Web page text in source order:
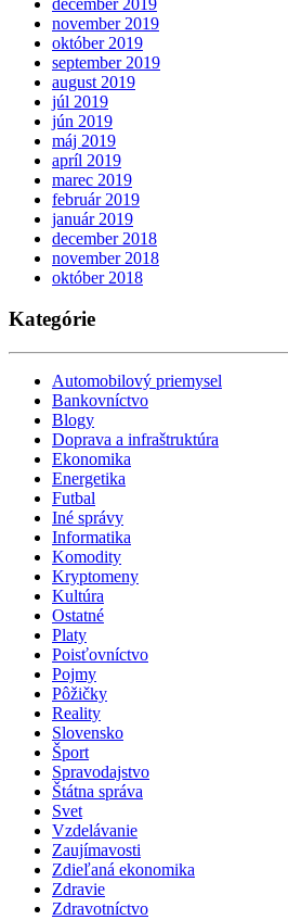
november 2019
október 2019
september 2019
august 2019
júl 2019
jún 2019
máj 2019
apríl 2019
marec 2019
február 2019
január 2019
december 2018
november 2018
október 2018
Kategórie
Automobilový priemysel
Bankovníctvo
Blogy
Doprava a infraštruktúra
Ekonomika
Energetika
Futbal
Iné správy
Informatika
Komodity
Kryptomeny
Kultúra
Ostatné
Platy
Poisťovníctvo
Pojmy
Pôžičky
Reality
Slovensko
Šport
Spravodajstvo
Štátna správa
Svet
Vzdelávanie
Zaujímavosti
Zdieľaná ekonomika
Zdravie
Zdravotníctvo